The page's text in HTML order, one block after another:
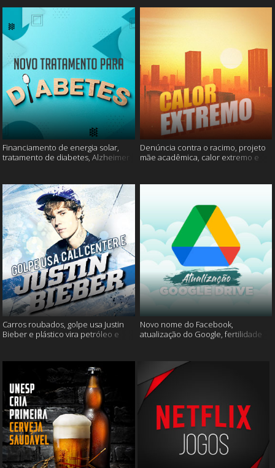
Financiamento de energia solar,
tratamento de diabetes, Alzheimer
Denúncia contra o racimo, projeto
mãe acadêmica, calor extremo e
Carros roubados, golpe usa Justin
Bieber e plástico vira petróleo e
Novo nome do Facebook,
atualização do Google, fertilidade